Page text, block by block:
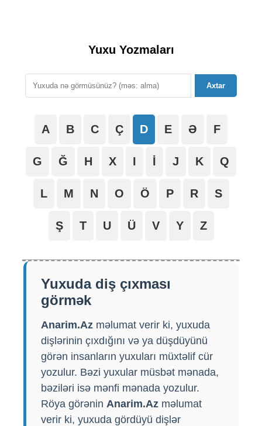
Yuxu Yozmaları
Axtar
A B C Ç D E Ə F
G Ğ H X I İ J K Q
L M N O Ö P R S
Ş T U Ü V Y Z
Yuxuda diş çıxması
görmək
Anarim.Az məlumat verir ki, yuxuda
dişlərinin çıxdığını və ya düşdüyünü
görən insanların yuxuları müxtəlif cür
yozulur. Bəzi yuxular müsbət mənada,
bəziləri isə mənfi mənada yozulur.
Röya görənin Anarim.Az məlumat
verir ki, yuxuda gördüyü dişlər